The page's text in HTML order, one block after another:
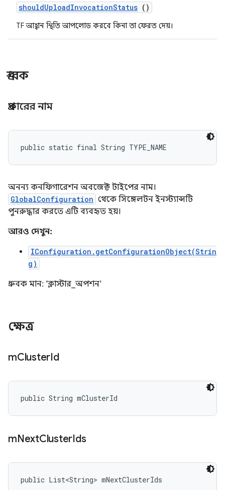
shouldUploadInvocationStatus ()
TF আহ্বান স্থিতি আপলোড করবে কিনা তা ফেরত দেয়।
ধ্রুবক
প্রকারের নাম
public static final String TYPE_NAME
অনন্য কনফিগারেশন অবজেক্ট টাইপের নাম।
GlobalConfiguration থেকে সিঙ্গেলটন ইনস্ট্যান্সটি
পুনরুদ্ধার করতে এটি ব্যবহৃত হয়।
আরও দেখুন:
IConfiguration.getConfigurationObject(Strin
g)
ধ্রুবক মান: 'ক্লাস্টার_অপশন'
ক্ষেত্র
mClusterId
public String mClusterId
mNextClusterIds
public List<String> mNextClusterIds